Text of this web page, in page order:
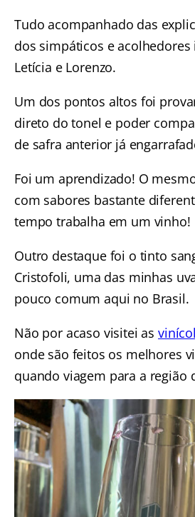
Tudo acompanhado das
dos simpáticos e
Letícia e Lorenzo.
Um dos pontos altos foi
direto do tonel e poder
de safra anterior já
Foi um aprendizado! O
com sabores bastante
tempo trabalha em um vinho!
Outro destaque foi o tinto
Cristofoli, uma das minhas
pouco comum aqui no Brasil.
Não por acaso visitei as
onde são feitos os melhores
quando viagem para a região